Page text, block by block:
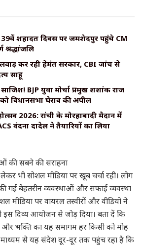
39वें शहादत दिवस पर जमशेदपुर पहुंचे CM
श्रद्धांजलि
कर रही हेमंत सरकार, CBI जांच से
साहू
BJP युवा मोर्चा प्रमुख शशांक राज
विधानसभा घेराव की अपील
2026: रांची के मोरहाबादी मैदान में
वंदना दादेल ने तैयारियों का लिया
की सबने की सराहना
भी सोशल मीडिया पर खूब चर्चा रही। लोग
गई बेहतरीन व्यवस्थाओं और सफाई व्यवस्था
मीडिया पर वायरल तस्वीरों और वीडियो ने
दिव्य आयोजन से जोड़ दिया। बता दें कि
और भक्ति का यह समागम हर किसी को मोह
माध्यम से यह संदेश दूर-दूर तक पहुंच रहा है कि